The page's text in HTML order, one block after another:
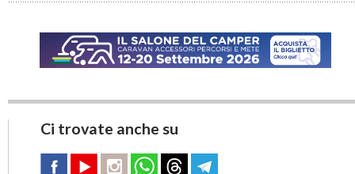
Ci trovate anche su